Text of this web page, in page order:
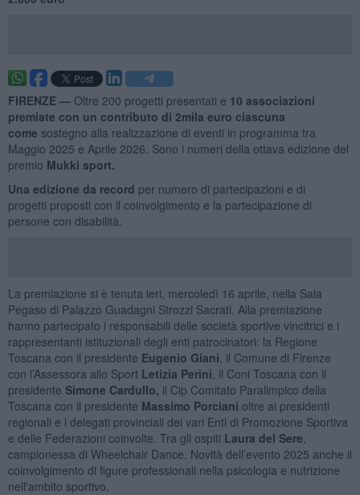
FIRENZE — Oltre 200 progetti presentati e 10 associazioni
premiate con un contributo di 2mila euro ciascuna
come sostegno alla realizzazione di eventi in programma tra
Maggio 2025 e Aprile 2026. Sono i numeri della ottava edizione del
premio Mukki sport.
Una edizione da record per numero di partecipazioni e di
progetti proposti con il coinvolgimento e la partecipazione di
persone con disabilità.
La premiazione si è tenuta ieri, mercoledì 16 aprile, nella Sala
Pegaso di Palazzo Guadagni Strozzi Sacrati. Alla premiazione
hanno partecipato i responsabili delle società sportive vincitrici e i
rappresentanti istituzionali degli enti patrocinatori: la Regione
Toscana con il presidente Eugenio Giani , il Comune di Firenze
con l’Assessora allo SportLetizia Perini , il Coni Toscana con il
presidente Simone Cardullo, il Cip Comitato Paralimpico della
Toscana con il presidente Massimo Porciani oltre ai presidenti
regionali e i delegati provinciali dei vari Enti di Promozione Sportiva
e delle Federazioni coinvolte. Tra gli ospiti Laura del Sere
campionessa di Wheelchair Dance. Novità dell’evento 2025 anche il
coinvolgimento di figure professionali nella psicologia e nutrizione
nell'ambito sportivo.